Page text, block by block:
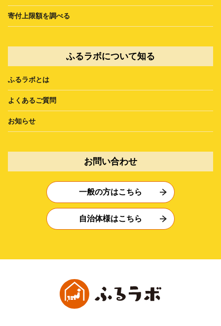
寄付上限額を調べる
ふるラボについて知る
ふるラボとは
よくあるご質問
お知らせ
お問い合わせ
一般の方はこちら
自治体様はこちら